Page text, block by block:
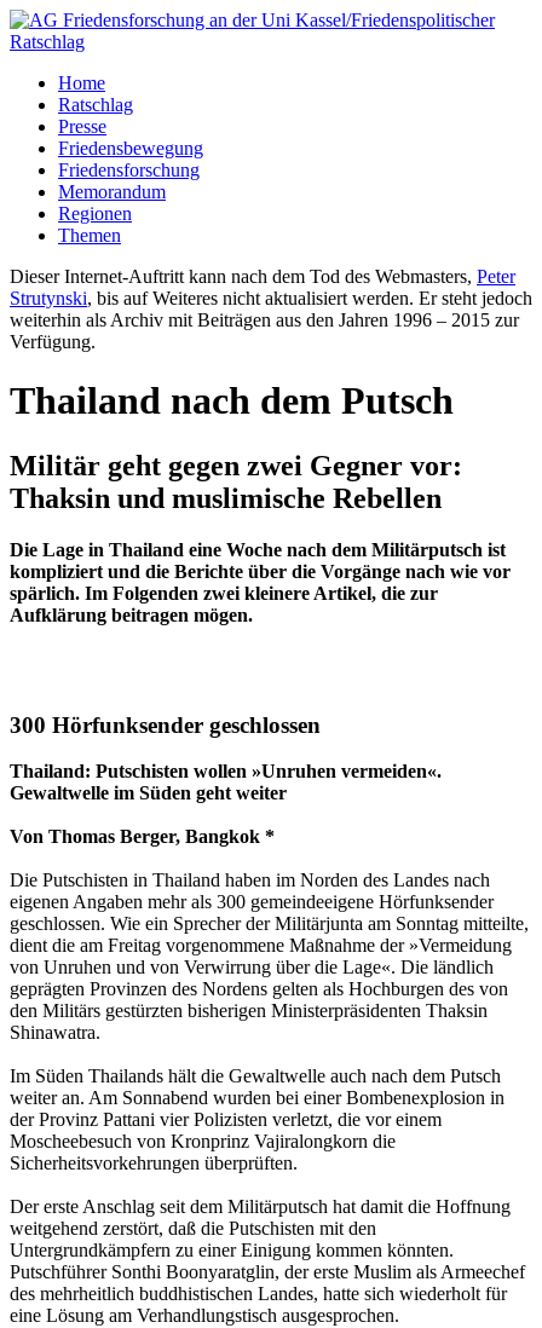
Home
Ratschlag
Presse
Friedensbewegung
Friedensforschung
Memorandum
Regionen
Themen
Dieser Internet-Auftritt kann nach dem Tod des Webmasters, Peter
Strutynski, bis auf Weiteres nicht aktualisiert werden. Er steht jedoch
weiterhin als Archiv mit Beiträgen aus den Jahren 1996 – 2015 zur
Verfügung.
Thailand nach dem Putsch
Militär geht gegen zwei Gegner vor:
Thaksin und muslimische Rebellen
Die Lage in Thailand eine Woche nach dem Militärputsch ist
kompliziert und die Berichte über die Vorgänge nach wie vor
spärlich. Im Folgenden zwei kleinere Artikel, die zur
Aufklärung beitragen mögen.
300 Hörfunksender geschlossen
Thailand: Putschisten wollen »Unruhen vermeiden«.
Gewaltwelle im Süden geht weiter
Von Thomas Berger, Bangkok *
Die Putschisten in Thailand haben im Norden des Landes nach
eigenen Angaben mehr als 300 gemeindeeigene Hörfunksender
geschlossen. Wie ein Sprecher der Militärjunta am Sonntag mitteilte,
dient die am Freitag vorgenommene Maßnahme der »Vermeidung
von Unruhen und von Verwirrung über die Lage«. Die ländlich
geprägten Provinzen des Nordens gelten als Hochburgen des von
den Militärs gestürzten bisherigen Ministerpräsidenten Thaksin
Shinawatra.
Im Süden Thailands hält die Gewaltwelle auch nach dem Putsch
weiter an. Am Sonnabend wurden bei einer Bombenexplosion in
der Provinz Pattani vier Polizisten verletzt, die vor einem
Moscheebesuch von Kronprinz Vajiralongkorn die
Sicherheitsvorkehrungen überprüften.
Der erste Anschlag seit dem Militärputsch hat damit die Hoffnung
weitgehend zerstört, daß die Putschisten mit den
Untergrundkämpfern zu einer Einigung kommen könnten.
Putschführer Sonthi Boonyaratglin, der erste Muslim als Armeechef
des mehrheitlich buddhistischen Landes, hatte sich wiederholt für
eine Lösung am Verhandlungstisch ausgesprochen.